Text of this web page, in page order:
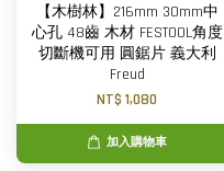
【木樹林】216mm 30mm中
心孔 48齒 木材 FESTOOL角度
切斷機可用 圓鋸片 義大利
Freud
NT$ 1,080
加入購物車